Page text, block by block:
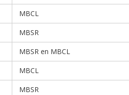
MBCL
MBSR
MBSR en MBCL
MBCL
MBSR